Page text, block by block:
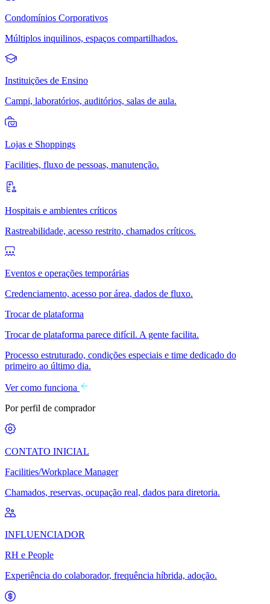
Condomínios Corporativos
Múltiplos inquilinos, espaços compartilhados.
Instituições de Ensino
Campi, laboratórios, auditórios, salas de aula.
Lojas e Shoppings
Facilities, fluxo de pessoas, manutenção.
Hospitais e ambientes críticos
Rastreabilidade, acesso restrito, chamados críticos.
Eventos e operações temporárias
Credenciamento, acesso por área, dados de fluxo.
Trocar de plataforma
Trocar de plataforma parece difícil. A gente facilita.
Processo estruturado, condições especiais e time dedicado do
primeiro ao último dia.
Ver como funciona
Por perfil de comprador
CONTATO INICIAL
Facilities/Workplace Manager
Chamados, reservas, ocupação real, dados para diretoria.
INFLUENCIADOR
RH e People
Experiência do colaborador, frequência híbrida, adoção.